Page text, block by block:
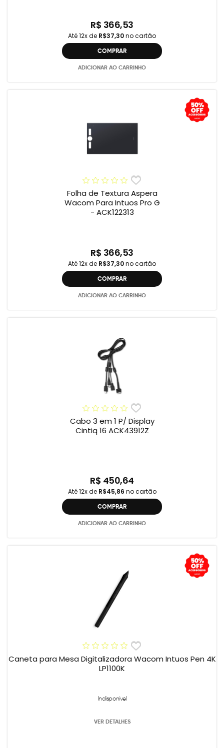
R$ 366,53
Até 12x de R$37,30no cartão
COMPRAR
ADICIONAR AO CARRINHO
Folha de Textura Aspera
Wacom Para Intuos Pro G
- ACK122313
R$ 366,53
Até 12x de R$37,30no cartão
COMPRAR
ADICIONAR AO CARRINHO
Cabo 3 em 1 P/ Display
Cintiq 16 ACK43912Z
R$ 450,64
Até 12x de R$45,86 no cartão
COMPRAR
ADICIONAR AO CARRINHO
Caneta para Mesa Digitalizadora Wacom Intuos Pen 4K
LP1100K
Indisponível
VER DETALHES